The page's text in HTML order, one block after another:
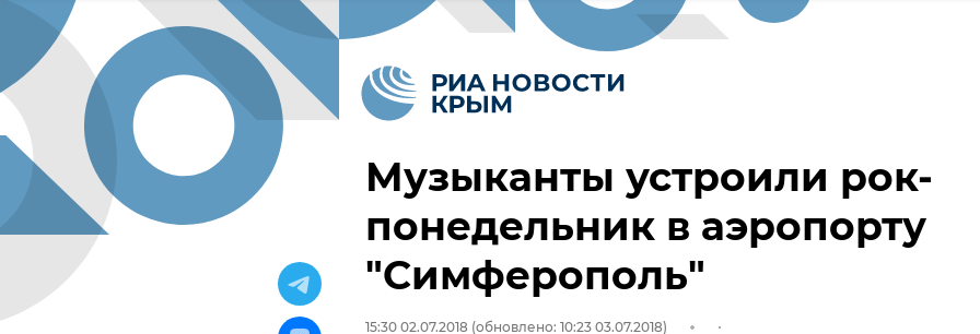
Музыканты устроили рок-
понедельник в аэропорту
"Симферополь"
15:30 02.07.2018 (обновлено: 10:23 03.07.2018)